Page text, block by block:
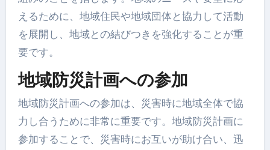
えるために、地域住民や地域団体と協力して活動
を展開し、地域との結びつきを強化することが重
要です。
地域防災計画への参加
地域防災計画への参加は、災害時に地域全体で協
力し合うために非常に重要です。地域防災計画に
参加することで、災害時にお互いが助け合い、迅